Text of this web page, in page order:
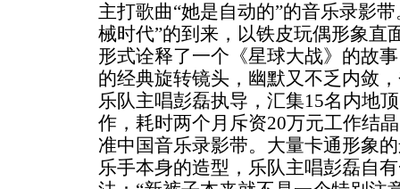
主打歌曲“她是自动的”的音乐录影
械时代”的到来，以铁皮玩偶形象直
形式诠释了一个《星球大战》的故
的经典旋转镜头，幽默又不乏内敛
乐队主唱彭磊执导，汇集15名内地
作，耗时两个月斥资20万元工作结
准中国音乐录影带。大量卡通形象
乐手本身的造型，乐队主唱彭磊自